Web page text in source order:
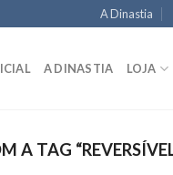
A Dinastia
A DINASTIA LOJA
A TAG